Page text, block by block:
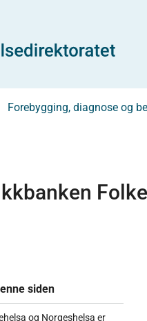
Forebygging, diagnose og
siden
og Norgeshelsa er